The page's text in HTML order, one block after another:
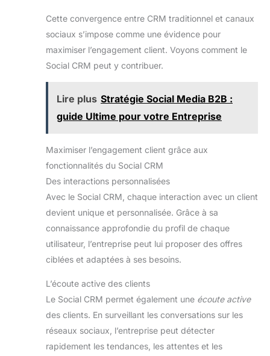
Cette convergence entre CRM traditionnel et canaux
sociaux s’impose comme une évidence pour
maximiser l’engagement client. Voyons comment le
Social CRM peut y contribuer.
Lire plus Stratégie Social Media B2B :
guide Ultime pour votre Entreprise
Maximiser l’engagement client grâce aux
fonctionnalités du Social CRM
Des interactions personnalisées
Avec le Social CRM, chaque interaction avec un client
devient unique et personnalisée. Grâce à sa
connaissance approfondie du profil de chaque
utilisateur, l’entreprise peut lui proposer des offres
ciblées et adaptées à ses besoins.
L’écoute active des clients
Le Social CRM permet également une écoute active
des clients. En surveillant les conversations sur les
réseaux sociaux, l’entreprise peut détecter
rapidement les tendances, les attentes et les